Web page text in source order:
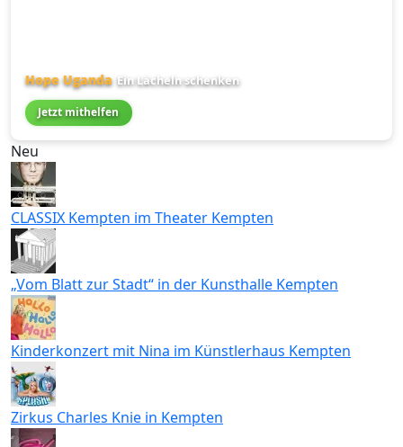
Hope Uganda Ein Lächeln schenken
Jetzt mithelfen
Neu
CLASSIX Kempten im Theater Kempten
„Vom Blatt zur Stadt“ in der Kunsthalle Kempten
Kinderkonzert mit Nina im Künstlerhaus Kempten
Zirkus Charles Knie in Kempten